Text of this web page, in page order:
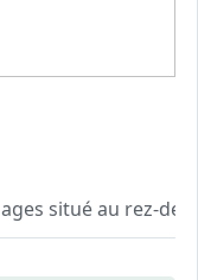
situé au rez-
: four,
A deux pas